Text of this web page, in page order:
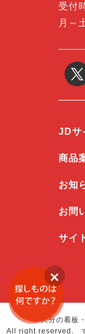
受付
月～
JDサ
商品
お知
お問
サイ
©大分の看板
All right reserved. す